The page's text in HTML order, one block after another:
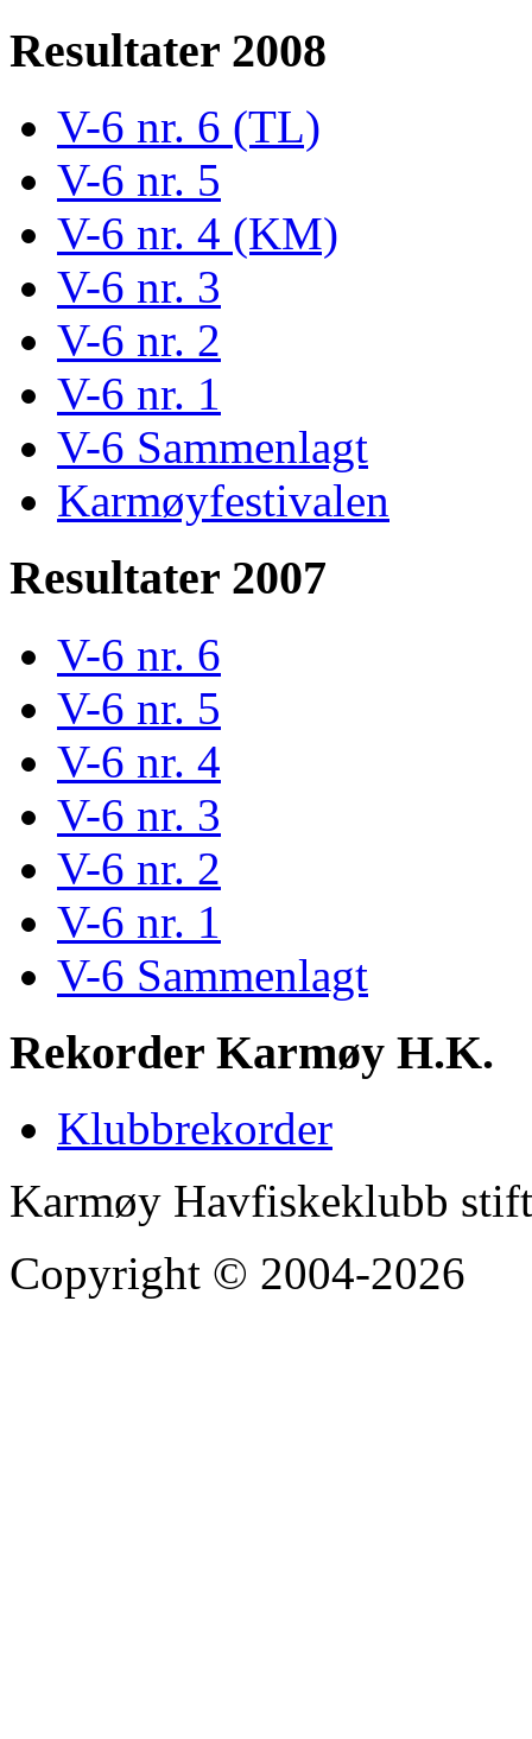
Resultater 2008
V-6 nr. 6 (TL)
V-6 nr. 5
V-6 nr. 4 (KM)
V-6 nr. 3
V-6 nr. 2
V-6 nr. 1
V-6 Sammenlagt
Karmøyfestivalen
Resultater 2007
V-6 nr. 6
V-6 nr. 5
V-6 nr. 4
V-6 nr. 3
V-6 nr. 2
V-6 nr. 1
V-6 Sammenlagt
Rekorder Karmøy H.K.
Klubbrekorder
Karmøy Havfiskeklubb
Copyright © 2004-2026